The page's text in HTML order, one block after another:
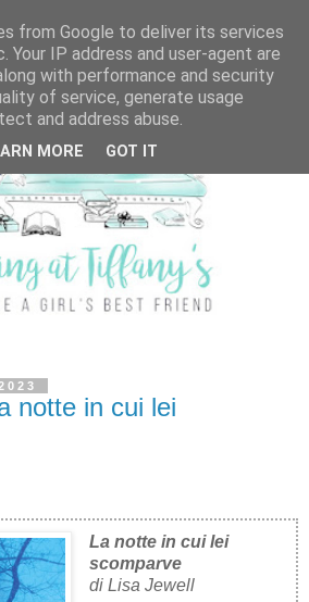
notte in cui lei
La notte in cui lei
scomparve
di Lisa Jewell
from Google to deliver its services
Your IP address and user-agent are
with performance and security
of service, generate usage
and address abuse.
MORE GOT IT